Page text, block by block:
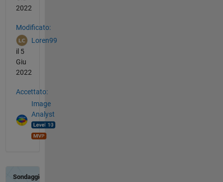
2022
Modificato:
Loren99
il 5
Giu
2022
Accettato:
Image
Analyst